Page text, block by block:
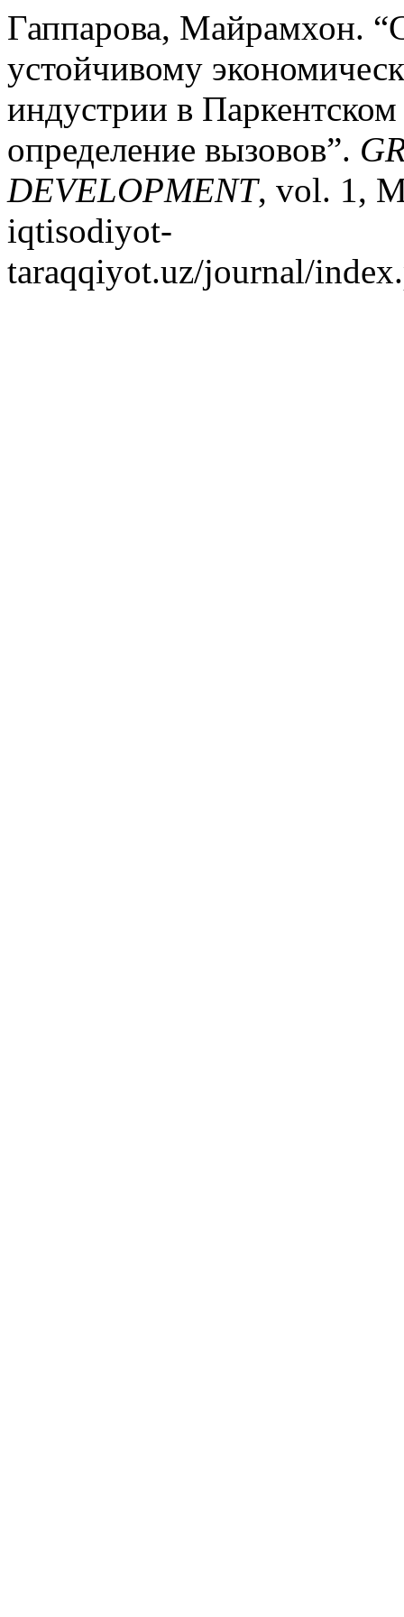
Гаппарова, Майрамхон.
устойчивому
индустрии в
определение вызовов”.
DEVELOPMENT, vol. 1,
iqtisodiyot-
taraqqiyot.uz/journal/